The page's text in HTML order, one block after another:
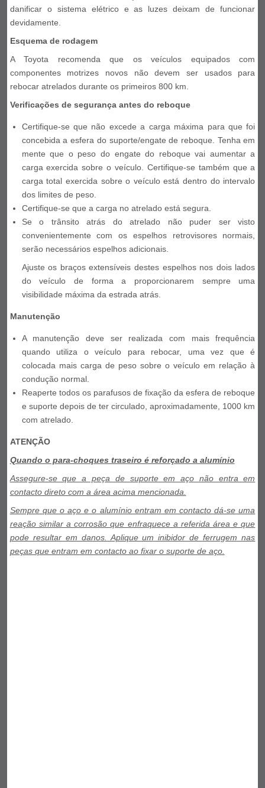
danificar o sistema elétrico e as luzes deixam de funcionar
devidamente.
Esquema de rodagem
A Toyota recomenda que os veículos equipados com
componentes motrizes novos não devem ser usados para
rebocar atrelados durante os primeiros 800 km.
Verificações de segurança antes do reboque
Certifique-se que não excede a carga máxima para que foi
concebida a esfera do suporte/engate de reboque. Tenha em
mente que o peso do engate do reboque vai aumentar a
carga exercida sobre o veículo. Certifique-se também que a
carga total exercida sobre o veículo está dentro do intervalo
dos limites de peso.
Certifique-se que a carga no atrelado está segura.
Se o trânsito atrás do atrelado não puder ser visto
convenientemente com os espelhos retrovisores normais,
serão necessários espelhos adicionais.
Ajuste os braços extensíveis destes espelhos nos dois lados
do veículo de forma a proporcionarem sempre uma
visibilidade máxima da estrada atrás.
Manutenção
A manutenção deve ser realizada com mais frequência
quando utiliza o veículo para rebocar, uma vez que é
colocada mais carga de peso sobre o veículo em relação à
condução normal.
Reaperte todos os parafusos de fixação da esfera de reboque
e suporte depois de ter circulado, aproximadamente, 1000 km
com atrelado.
ATENÇÃO
Quando o para-choques traseiro é reforçado a alumínio
Assegure-se que a peça de suporte em aço não entra em
contacto direto com a área acima mencionada.
Sempre que o aço e o alumínio entram em contacto dá-se uma
reação similar a corrosão que enfraquece a referida área e que
pode resultar em danos. Aplique um inibidor de ferrugem nas
peças que entram em contacto ao fixar o suporte de aço.